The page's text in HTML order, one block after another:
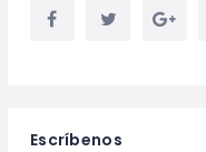
Escríbenos